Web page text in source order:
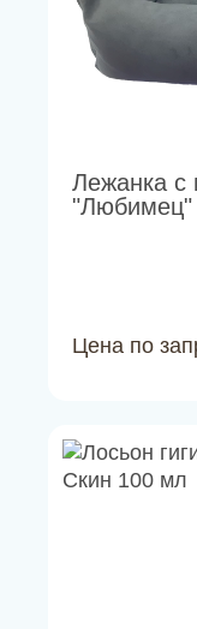
Лежанка с
"Любимец"
Цена по